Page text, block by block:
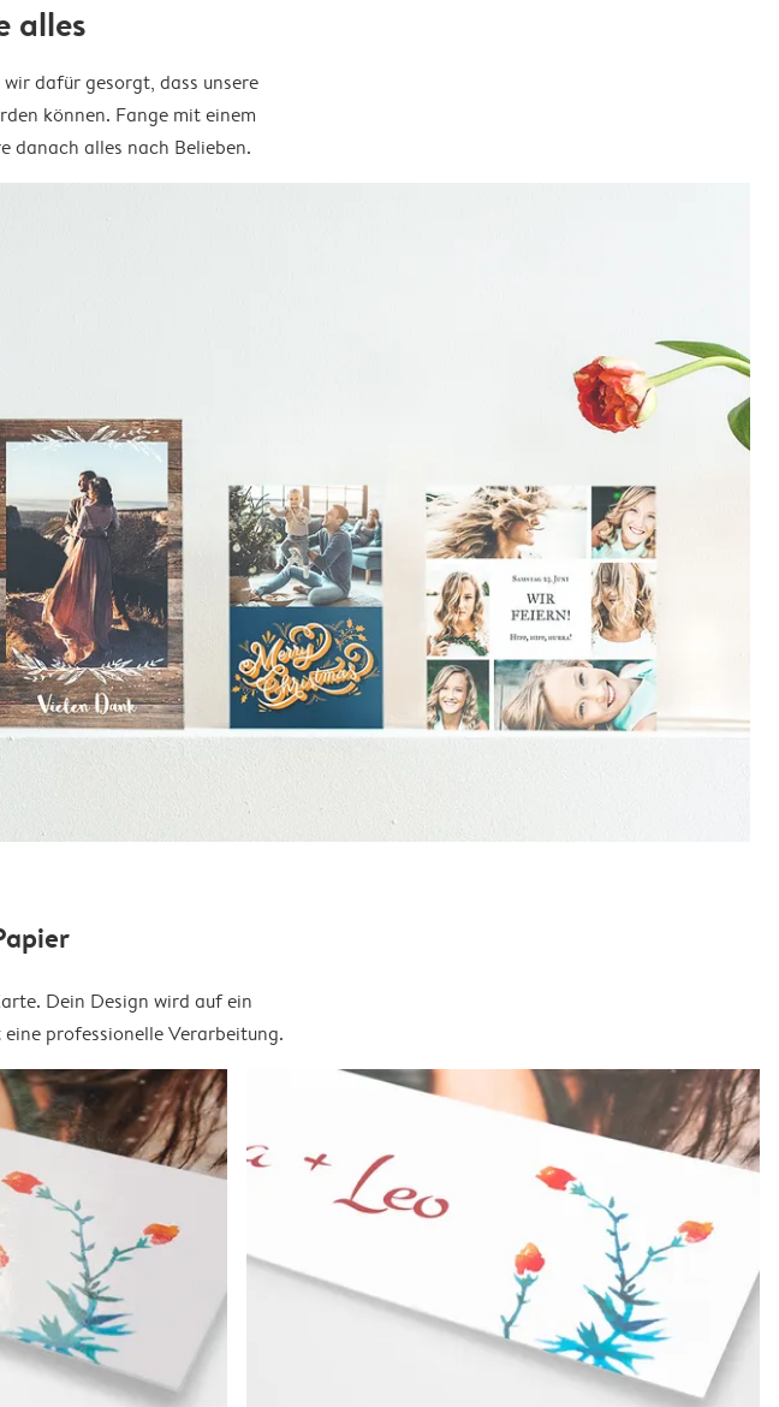
alles
dafür gesorgt, dass unsere
können. Fange mit einem
danach alles nach Belieben.
Dein Design wird auf ein
professionelle Verarbeitung.